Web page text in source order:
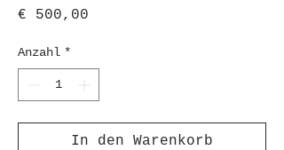
€ 500,00
Anzahl *
In den Warenkorb